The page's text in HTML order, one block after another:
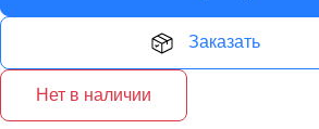
Заказать
Нет в наличии